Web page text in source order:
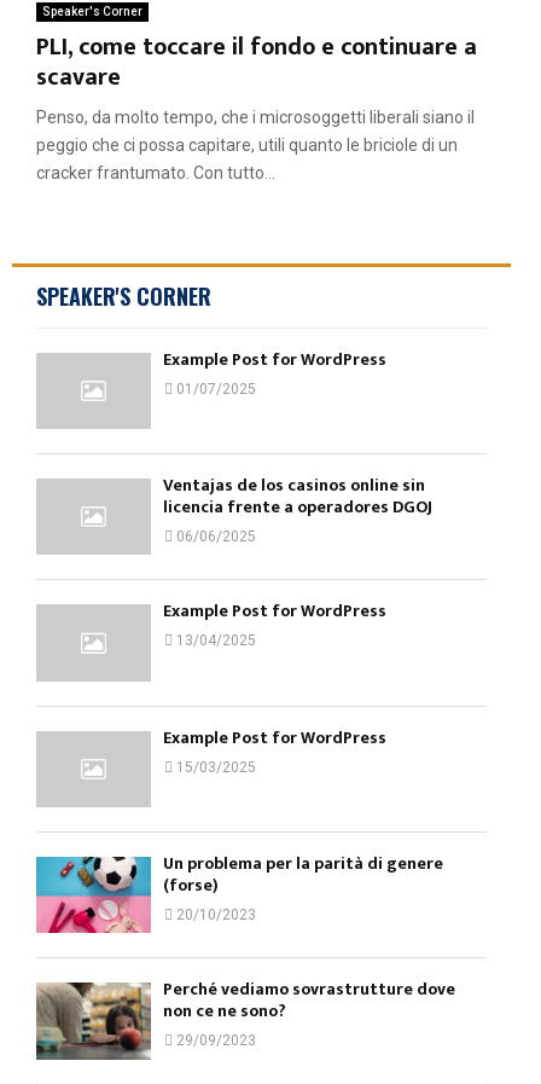
Speaker's Corner
PLI, come toccare il fondo e continuare a
scavare
Penso, da molto tempo, che i microsoggetti liberali siano il
peggio che ci possa capitare, utili quanto le briciole di un
cracker frantumato. Con tutto...
SPEAKER'S CORNER
Example Post for WordPress
01/07/2025
Ventajas de los casinos online sin
licencia frente a operadores DGOJ
06/06/2025
Example Post for WordPress
13/04/2025
Example Post for WordPress
15/03/2025
Un problema per la parità di genere
(forse)
20/10/2023
Perché vediamo sovrastrutture dove
non ce ne sono?
29/09/2023